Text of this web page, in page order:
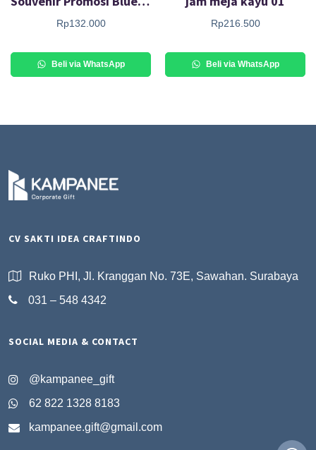
Rp132.000
Beli via WhatsApp
Rp216.500
Beli via WhatsApp
CV SAKTI IDEA CRAFTINDO
Ruko PHI, Jl. Kranggan No. 73E, Sawahan. Surabaya
031 – 548 4342
SOCIAL MEDIA & CONTACT
@kampanee_gift
62 822 1328 8183
kampanee.gift@gmail.com